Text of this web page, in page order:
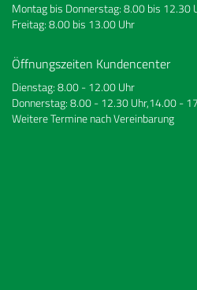
Montag bis Donnerstag: 8.00 bis 12.30
Freitag: 8.00 bis 13.00 Uhr
Öffnungszeiten Kundencenter
Dienstag: 8.00 - 12.00 Uhr
Donnerstag: 8.00 - 12.30 Uhr,14.00 -
Weitere Termine nach Vereinbarung